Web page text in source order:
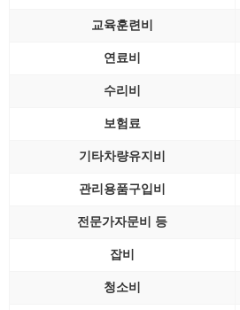
교육훈련비
연료비
수리비
보험료
기타차량유지비
관리용품구입비
전문가자문비 등
잡비
청소비